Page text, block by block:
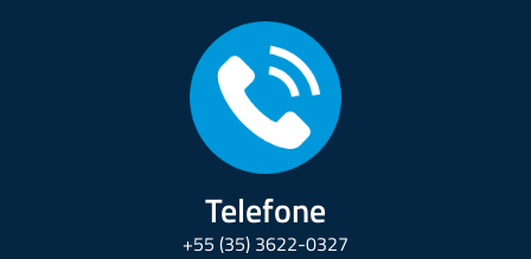
Telefone
+55 (35) 3622-0327